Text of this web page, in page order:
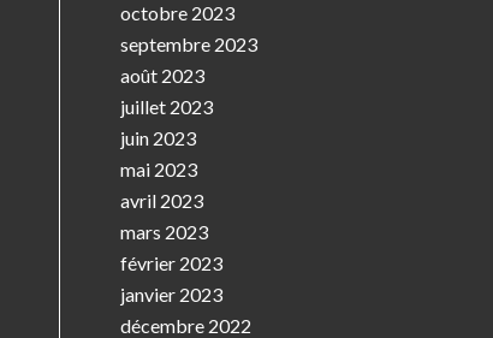
octobre 2023
septembre 2023
août 2023
juillet 2023
juin 2023
mai 2023
avril 2023
mars 2023
février 2023
janvier 2023
décembre 2022